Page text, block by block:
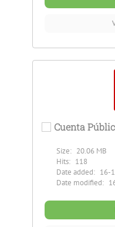
Cuenta
Size: 20.06 MB
Hits: 118
Date added: 16-
Date modified: